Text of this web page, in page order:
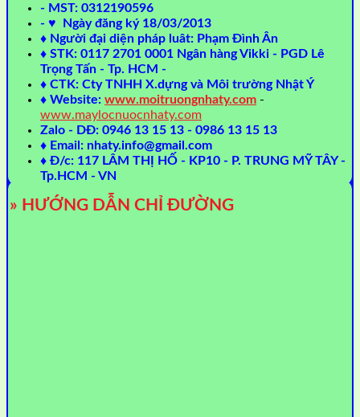
- MST: 0312190596
- ♥ Ngày đăng ký 18/03/2013
♦ Người đại diện pháp luât: Phạm Đình Ân
♦ STK: 0117 2701 0001 Ngân hàng Vikki - PGD Lê
Trọng Tấn - Tp. HCM -
♦ CTK: Cty TNHH X.dựng và Môi trường Nhật Ý
♦ Website: www.moitruongnhaty.com -
www.maylocnuocnhaty.com
Zalo - DĐ: 0946 13 15 13 - 0986 13 15 13
♦ Email: nhaty.info@gmail.com
♦ Đ/c: 117 LÂM THỊ HỐ - KP10 - P. TRUNG MỸ TÂY -
Tp.HCM - VN
» HƯỚNG DẪN CHỈ ĐƯỜNG